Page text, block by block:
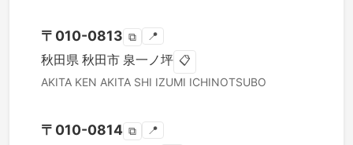
〒 010-0813 ⧉ 📍
秋田県 秋田市 泉一ノ坪 📋
AKITA KEN AKITA SHI IZUMI ICHINOTSUBO
〒 010-0814 ⧉ 📍